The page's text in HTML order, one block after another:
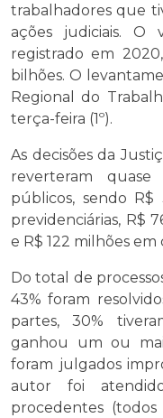
trabalhadores que
ações judiciais.
registrado em
bilhões. O
Regional do
terça-feira (1º).
As decisões da
reverteram
públicos, sendo
previdenciárias, R$
e R$ 122 milhões
Do total de
43% foram
partes, 30%
ganhou um ou
foram julgados
autor foi
procedentes (todos